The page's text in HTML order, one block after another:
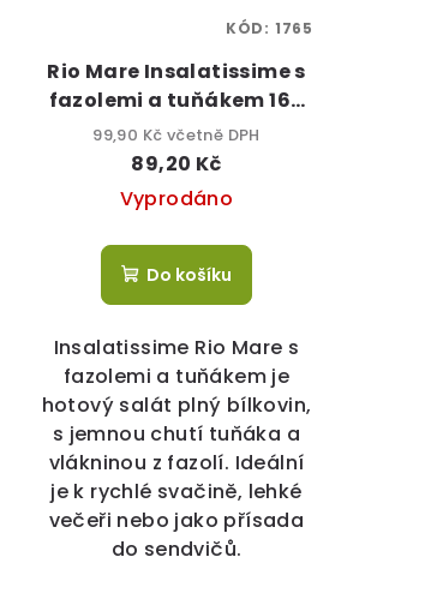
Rio Mare Insalatissime s
fazolemi a tuňákem 160
g
99,90 Kč včetně DPH
89,20 Kč
Vyprodáno
Do košíku
Insalatissime Rio Mare s
fazolemi a tuňákem je
hotový salát plný bílkovin,
s jemnou chutí tuňáka a
vlákninou z fazolí. Ideální
je k rychlé svačině, lehké
večeři nebo jako přísada
do sendvičů.
KÓD: 1765